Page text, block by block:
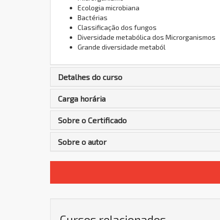
Ecologia microbiana
Bactérias
Classificação dos fungos
Diversidade metabólica dos Microrganismos
Grande diversidade metaból
Detalhes do curso
Carga horária
Sobre o Certificado
Sobre o autor